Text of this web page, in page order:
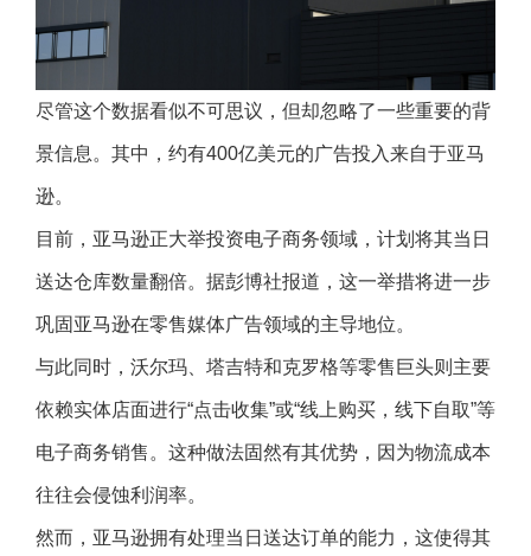
尽管这个数据看似不可思议，但却忽略了一些重要的背
景信息。其中，约有400亿美元的广告投入来自于亚马
逊。
目前，亚马逊正大举投资电子商务领域，计划将其当日
送达仓库数量翻倍。据彭博社报道，这一举措将进一步
巩固亚马逊在零售媒体广告领域的主导地位。
与此同时，沃尔玛、塔吉特和克罗格等零售巨头则主要
依赖实体店面进行“点击收集”或“线上购买，线下自取”等
电子商务销售。这种做法固然有其优势，因为物流成本
往往会侵蚀利润率。
然而，亚马逊拥有处理当日送达订单的能力，这使得其